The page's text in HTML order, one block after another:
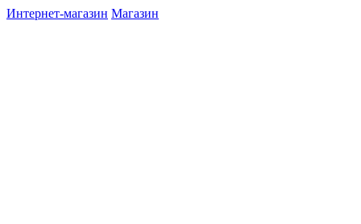
Интернет-магазин Магазин